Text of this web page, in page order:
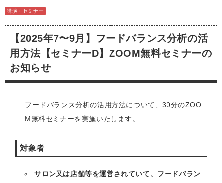
サービス
会社概要
お問い合わせ
講演・セミナー
【2025年7〜9月】フードバランス分析の活
用方法【セミナーD】ZOOM無料セミナーの
お知らせ
フードバランス分析の活用方法について、30分のZOO
M無料セミナーを実施いたします。
対象者
サロン又は店舗等を運営されていて、フードバラン